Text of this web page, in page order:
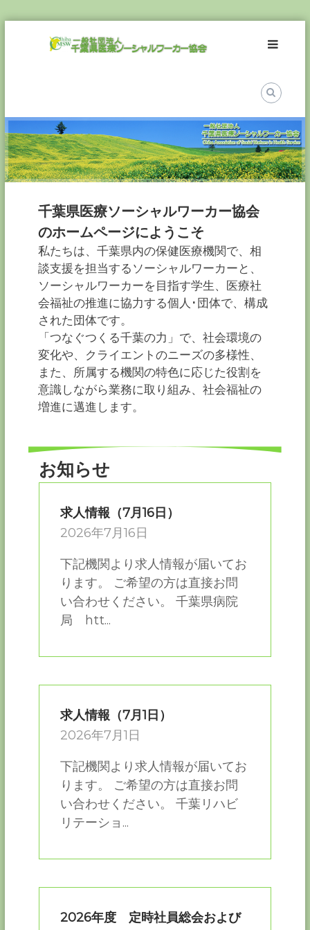
一
般
人
千
葉
県
医
療
ソ
ー
シ
ャ
ル
ワ
ー
カ
ー
協
会
－
つ
つ
く
る
千葉県医療ソーシャルワーカー協会
のホームページにようこそ
私たちは、千葉県内の保健医療機関で、相
談支援を担当するソーシャルワーカーと、
ソーシャルワーカーを目指す学生、医療社
会福祉の推進に協力する個人･団体で、構成
された団体です。
「つなぐつくる千葉の力」で、社会環境の
変化や、クライエントのニーズの多様性、
また、所属する機関の特色に応じた役割を
意識しながら業務に取り組み、社会福祉の
増進に邁進します。
お知らせ
求人情報（7月16日）
2026年7月16日
下記機関より求人情報が届いてお
ります。 ご希望の方は直接お問
い合わせください。 千葉県病院
局 htt...
求人情報（7月1日）
2026年7月1日
下記機関より求人情報が届いてお
ります。 ご希望の方は直接お問
い合わせください。 千葉リハビ
リテーショ...
2026年度 定時社員総会および